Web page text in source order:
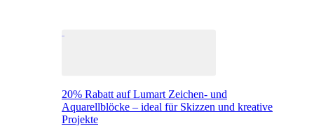
20% Rabatt auf Lumart Zeichen- und
Aquarellblöcke – ideal für Skizzen und kreative
Projekte